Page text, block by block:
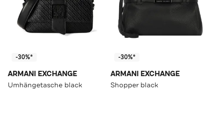
-30%*
ARMANI EXCHANGE
Umhängetasche black
-30%*
ARMANI EXCHANGE
Shopper black